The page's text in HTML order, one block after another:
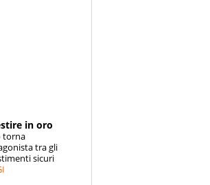
in oro
torna
tra gli
sicuri